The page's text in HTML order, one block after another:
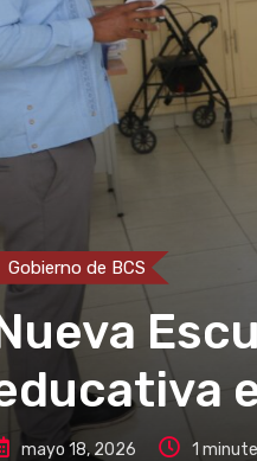
Gobierno de BCS
mayo 18, 2026 1